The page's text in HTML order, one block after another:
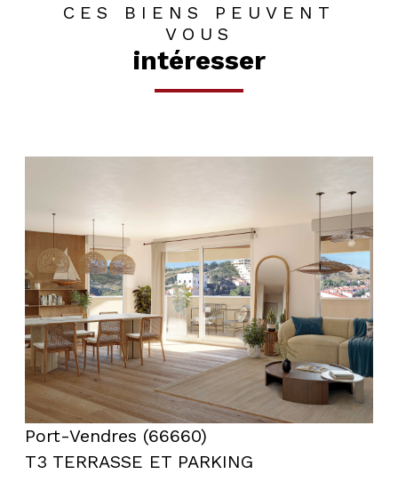
CES BIENS PEUVENT
VOUS
intéresser
voir le bien
Port-Vendres (66660)
T3 TERRASSE ET PARKING